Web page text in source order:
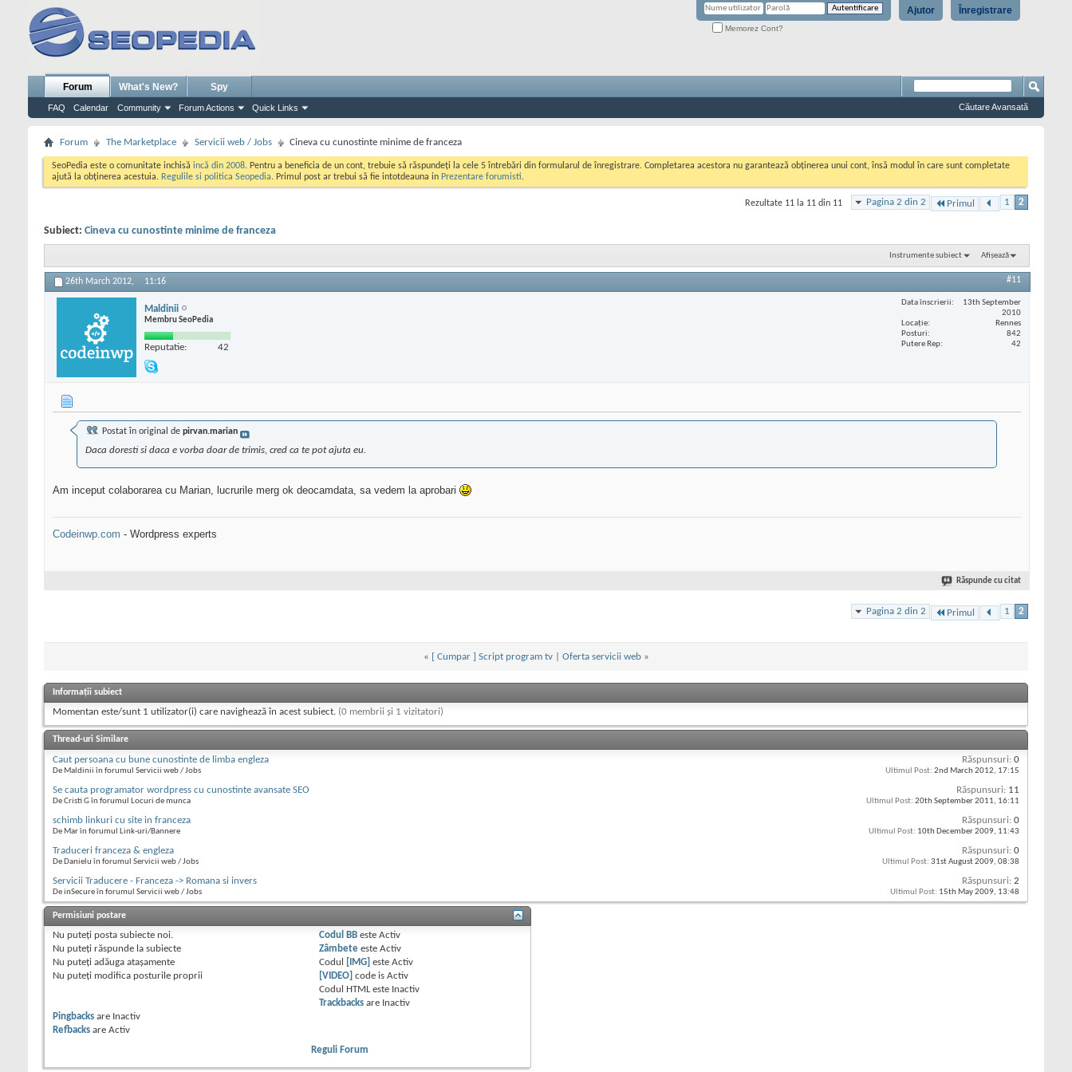
Înregistrare
Ajutor
Memorez Cont?
Forum
FAQ Calendar Community Forum Actions Quick Links
What's New? Spy
Căutare Avansată
Forum The Marketplace Servicii web / Jobs Cineva cu cunostinte minime de franceza
SeoPedia este o comunitate inchisă incă din 2008. Pentru a beneficia de un cont, trebuie să răspundeți la cele 5 întrebări din formularul de înregistrare. Completarea acestora nu garantează obținerea unui cont, însă modul în care sunt completate
ajută la obținerea acestuia. Regulile si politica Seopedia. Primul post ar trebui să fie intotdeauna in Prezentare forumisti.
Pagina 2 din 2 Primul 1 2
Rezultate 11 la 11 din 11
Subiect: Cineva cu cunostinte minime de franceza
Instrumente subiect Afișează
26th March 2012, 11:16 #11
Maldinii
Membru SeoPedia
Reputatie: 42
Data înscrierii
13th September
2010
Locaţie
Rennes
Posturi
842
Putere Rep
42
Postat în original de pirvan.marian
Daca doresti si daca e vorba doar de trimis, cred ca te pot ajuta eu.
Am inceput colaborarea cu Marian, lucrurile merg ok deocamdata, sa vedem la aprobari
Codeinwp.com - Wordpress experts
Răspunde cu citat
Pagina 2 din 2 Primul 1 2
« [ Cumpar ] Script program tv| Oferta servicii web »
Informații subiect
Momentan este/sunt 1 utilizator(i) care navighează în acest subiect. (0 membrii și 1 vizitatori)
Thread-uri Similare
Caut persoana cu bune cunostinte de limba engleza
De Maldinii în forumul Servicii web / Jobs
Răspunsuri: 0
Ultimul Post: 2nd March 2012, 17:15
Se cauta programator wordpress cu cunostinte avansate SEO
De Cristi G în forumul Locuri de munca
Răspunsuri: 11
Ultimul Post: 20th September 2011, 16:11
schimb linkuri cu site in franceza
De Mar în forumul Link-uri/Bannere
Răspunsuri: 0
Ultimul Post: 10th December 2009, 11:43
Traduceri franceza & engleza
De Danielu în forumul Servicii web / Jobs
Răspunsuri: 0
Ultimul Post: 31st August 2009, 08:38
Servicii Traducere - Franceza -> Romana si invers
De inSecure în forumul Servicii web / Jobs
Răspunsuri: 2
Ultimul Post: 15th May 2009, 13:48
Permisiuni postare
Nu puteţi posta subiecte noi.
Nu puteţi răspunde la subiecte
Nu puteţi adăuga ataşamente
Nu puteţi modifica posturile proprii
Codul BB esteActiv
Zâmbete esteActiv
Codul
[IMG] esteActiv
[VIDEO] code isActiv
Codul HTML este Inactiv
Trackbacks are Inactiv
Pingbacks are Inactiv
Refbacks are Activ
Reguli Forum